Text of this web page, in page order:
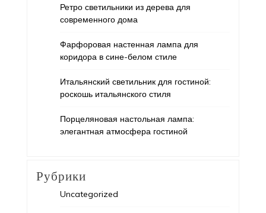
Ретро светильники из дерева для
современного дома
Фарфоровая настенная лампа для
коридора в сине-белом стиле
Итальянский светильник для гостиной:
роскошь итальянского стиля
Порцеляновая настольная лампа:
элегантная атмосфера гостиной
Рубрики
Uncategorized